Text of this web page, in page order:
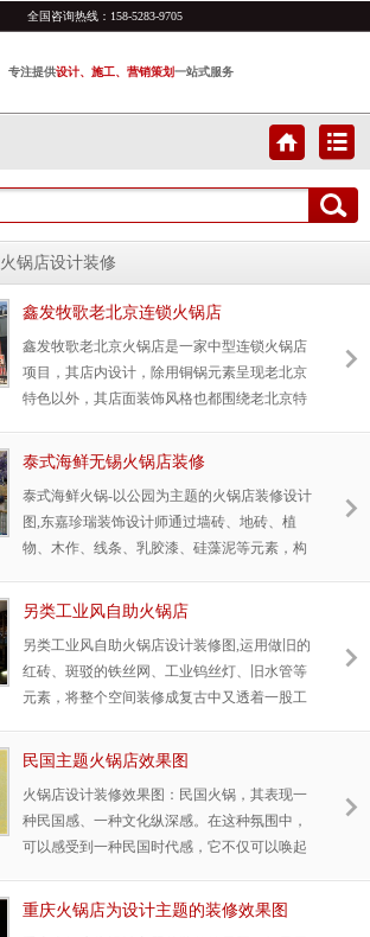
全国咨询热线： 158-5283-9705
专注提供设计、施工、营销策划一站式服务
火锅店设计装修
鑫发牧歌老北京连锁火锅店
鑫发牧歌老北京火锅店是一家中型连锁火锅店
项目，其店内设计，除用铜锅元素呈现老北京
特色以外，其店面装饰风格也都围绕老北京特
的特色美食。
泰式海鲜无锡火锅店装修
泰式海鲜火锅-以公园为主题的火锅店装修设计
图,东嘉珍瑞装饰设计师通过墙砖、地砖、植
物、木作、线条、乳胶漆、硅藻泥等元素，构
锅店室内用餐空间不一样的环境。
另类工业风自助火锅店
另类工业风自助火锅店设计装修图,运用做旧的
红砖、斑驳的铁丝网、工业钨丝灯、旧水管等
元素，将整个空间装修成复古中又透着一股工
喝着啤酒吃着烤肉，也可以优雅的喝杯咖啡闲
民国主题火锅店效果图
火锅店设计装修效果图：民国火锅，其表现一
种民国感、一种文化纵深感。在这种氛围中，
可以感受到一种民国时代感，它不仅可以唤起
平静，中和了现代人的浮躁，有利于修身养
重庆火锅店为设计主题的装修效果图